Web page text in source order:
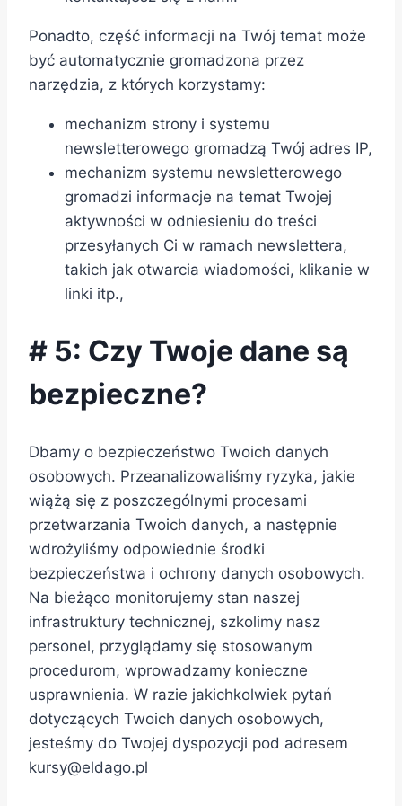
Ponadto, część informacji na Twój temat może
być automatycznie gromadzona przez
narzędzia, z których korzystamy:
mechanizm strony i systemu
newsletterowego gromadzą Twój adres IP,
mechanizm systemu newsletterowego
gromadzi informacje na temat Twojej
aktywności w odniesieniu do treści
przesyłanych Ci w ramach newslettera,
takich jak otwarcia wiadomości, klikanie w
linki itp.,
# 5: Czy Twoje dane są
bezpieczne?
Dbamy o bezpieczeństwo Twoich danych
osobowych. Przeanalizowaliśmy ryzyka, jakie
wiążą się z poszczególnymi procesami
przetwarzania Twoich danych, a następnie
wdrożyliśmy odpowiednie środki
bezpieczeństwa i ochrony danych osobowych.
Na bieżąco monitorujemy stan naszej
infrastruktury technicznej, szkolimy nasz
personel, przyglądamy się stosowanym
procedurom, wprowadzamy konieczne
usprawnienia. W razie jakichkolwiek pytań
dotyczących Twoich danych osobowych,
jesteśmy do Twojej dyspozycji pod adresem
kursy@eldago.pl